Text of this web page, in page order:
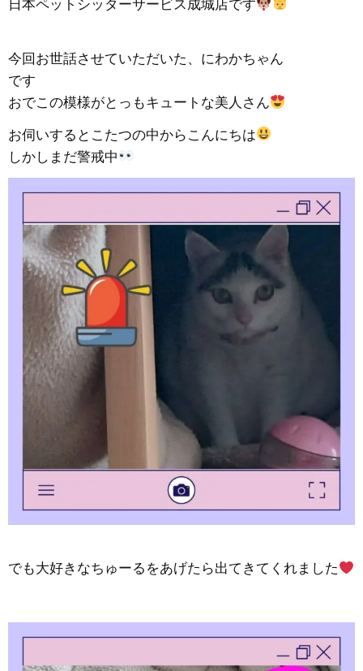
日本ペットシッターサービス成城店です
今回お世話させていただいた、にわかちゃん
です
おでこの模様がとっもキュートな美人さん
お伺いするとこたつの中からこんにちは
しかしまだ警戒中
でも大好きなちゅーるをあげたら出てきてくれました